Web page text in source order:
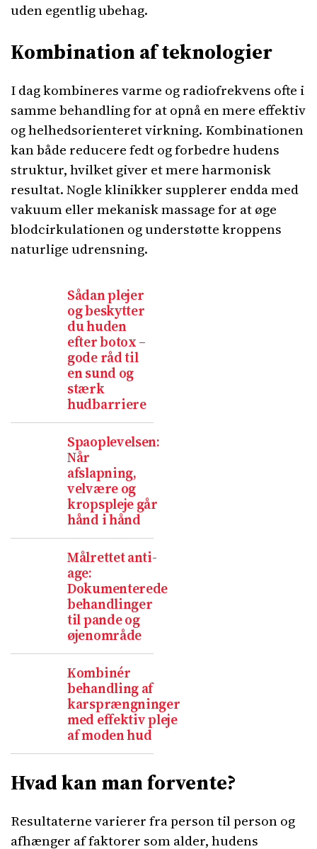
uden egentlig ubehag.
Kombination af teknologier
I dag kombineres varme og radiofrekvens ofte i
samme behandling for at opnå en mere effektiv
og helhedsorienteret virkning. Kombinationen
kan både reducere fedt og forbedre hudens
struktur, hvilket giver et mere harmonisk
resultat. Nogle klinikker supplerer endda med
vakuum eller mekanisk massage for at øge
blodcirkulationen og understøtte kroppens
naturlige udrensning.
Sådan plejer
og beskytter
du huden
efter botox –
gode råd til
en sund og
stærk
hudbarriere
Spaoplevelsen:
Når
afslapning,
velvære og
kropspleje går
hånd i hånd
Målrettet anti-
age:
Dokumenterede
behandlinger
til pande og
øjenområde
Kombinér
behandling af
karsprængninger
med effektiv pleje
af moden hud
Hvad kan man forvente?
Resultaterne varierer fra person til person og
afhænger af faktorer som alder, hudens